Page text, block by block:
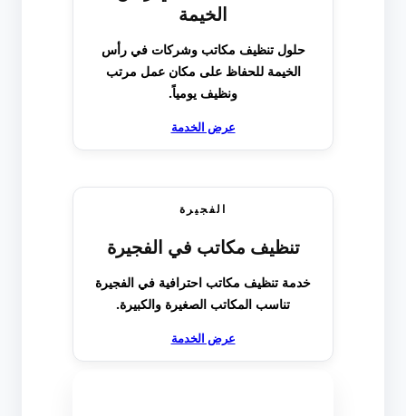
الخيمة
حلول تنظيف مكاتب وشركات في رأس
الخيمة للحفاظ على مكان عمل مرتب
ونظيف يومياً.
عرض الخدمة
الفجيرة
تنظيف مكاتب في الفجيرة
خدمة تنظيف مكاتب احترافية في الفجيرة
تناسب المكاتب الصغيرة والكبيرة.
عرض الخدمة